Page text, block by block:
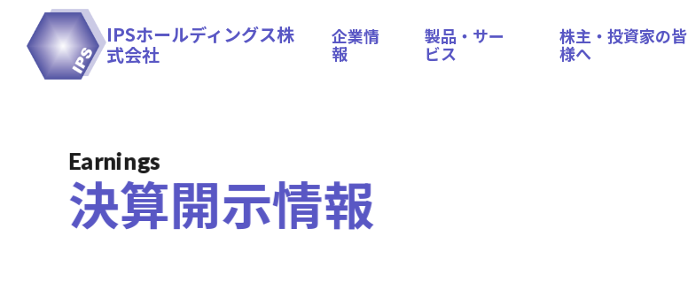
IPSホールディングス株
式会社
企業情
報
製品・サー
ビス
株主・投資家の皆
様へ
Earnings
決算開示情報